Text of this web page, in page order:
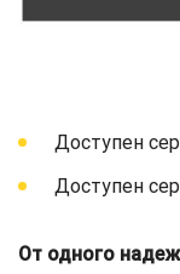
Доступен
Доступен
От одного